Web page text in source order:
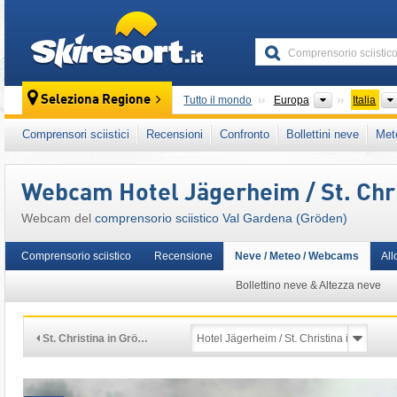
Seleziona Regione Tutto il mondo Europa Continenti
Italia
Questo comprensorio sciistico è presente
Italia Settentrionale (Nord-est)
Alpi
Alpi Orientali, Alpi, Unione Europea
Comprensori sciistici Recensioni Confronto Bollettini neve
Webcam Hotel Jägerheim / St.
Webcam del comprensorio sciistico Val Gardena (Gröden)
Comprensorio sciistico Recensione Neve / Meteo / Webcams
Bollettino neve & Altezza neve
St. Christina in Grö…